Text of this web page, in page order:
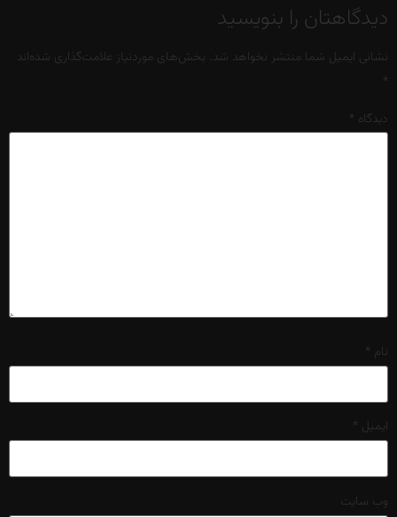
دیدگاهتان را بنویسید
نشانی ایمیل شما منتشر نخواهد شد. بخش‌های موردنیاز علامت‌گذاری شده‌اند
*
دیدگاه *
نام *
ایمیل *
وب‌ سایت